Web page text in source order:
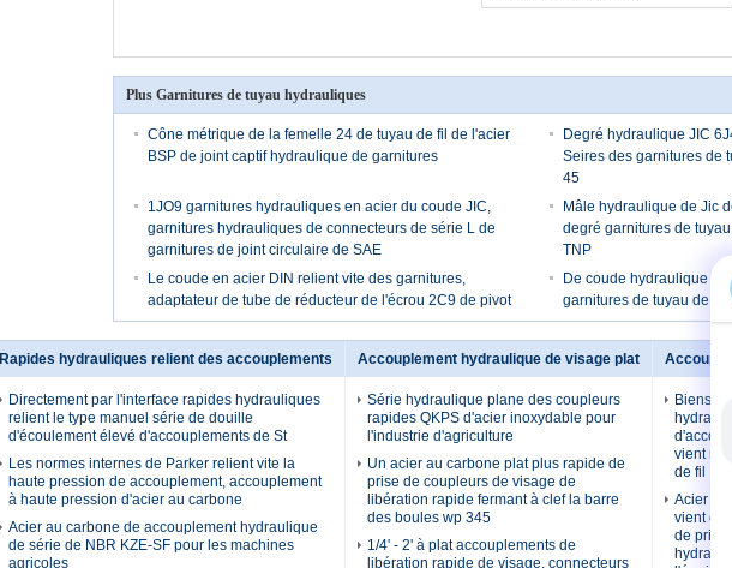
Plus Garnitures de tuyau hydrauliques
Cône métrique de la femelle 24 de tuyau de fil de l'acier
BSP de joint captif hydraulique de garnitures
Degré hydraulique JIC
Seires des garnitures de
45
1JO9 garnitures hydrauliques en acier du coude JIC,
garnitures hydrauliques de connecteurs de série L de
garnitures de joint circulaire de SAE
Mâle hydraulique de Jic
degré garnitures de
TNP
Le coude en acier DIN relient vite des garnitures,
adaptateur de tube de réducteur de l'écrou 2C9 de pivot
De coude hydraulique de
garnitures de tuyau de
Rapides hydrauliques relient des accouplements
Directement par l'interface rapides hydrauliques
relient le type manuel série de douille
d'écoulement élevé d'accouplements de St
Les normes internes de Parker relient vite la
haute pression de accouplement, accouplement
à haute pression d'acier au carbone
Acier au carbone de accouplement hydraulique
de série de NBR KZE-SF pour les machines
agricoles
Accouplement hydraulique de visage plat
Série hydraulique plane des coupleurs
rapides QKPS d'acier inoxydable pour
l'industrie d'agriculture
Un acier au carbone plat plus rapide de
prise de coupleurs de visage de
libération rapide fermant à clef la barre
des boules wp 345
1/4' - 2' à plat accouplements de
libération rapide de visage, connecteurs
Biens
vient
de fil
Acier au
vient
de prise